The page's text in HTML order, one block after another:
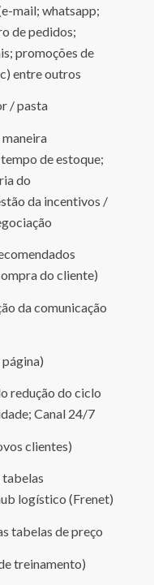
mail; whatsapp;
de pedidos;
promoções de
entre outros
/ pasta
de estoque;
do
da incentivos /
do cliente)
da comunicação
redução do ciclo
Canal 24/7
clientes)
logístico (Frenet)
tabelas de preço
treinamento)